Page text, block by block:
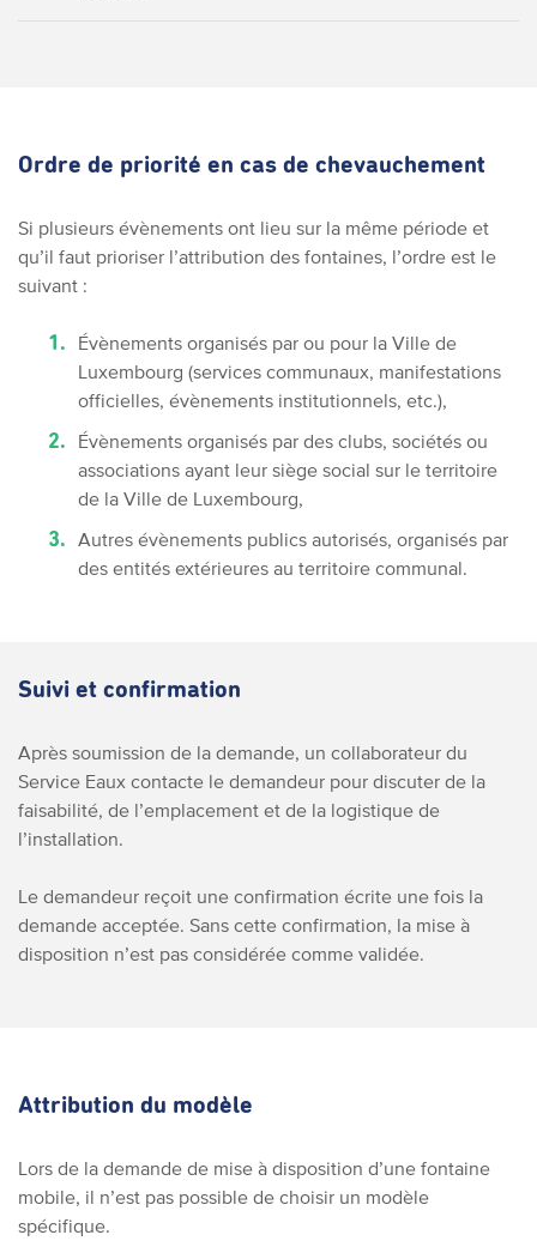
Ordre de priorité en cas de chevauchement
Si plusieurs évènements ont lieu sur la même période et
qu’il faut prioriser l’attribution des fontaines, l’ordre est le
suivant :
Évènements organisés par ou pour la Ville de
Luxembourg (services communaux, manifestations
officielles, évènements institutionnels, etc.),
Évènements organisés par des clubs, sociétés ou
associations ayant leur siège social sur le territoire
de la Ville de Luxembourg,
Autres évènements publics autorisés, organisés par
des entités extérieures au territoire communal.
Suivi et confirmation
Après soumission de la demande, un collaborateur du
Service Eaux contacte le demandeur pour discuter de la
faisabilité, de l’emplacement et de la logistique de
l’installation.
Le demandeur reçoit une confirmation écrite une fois la
demande acceptée. Sans cette confirmation, la mise à
disposition n’est pas considérée comme validée.
Attribution du modèle
Lors de la demande de mise à disposition d’une fontaine
mobile, il n’est pas possible de choisir un modèle
spécifique.